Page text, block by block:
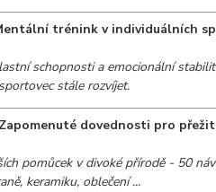
trénink v individuálních
schopnosti a emocionální
stále rozvíjet.
Zapomenuté dovednosti pro
pomůcek v divoké přírodě - 50
keramiku, oblečení ...